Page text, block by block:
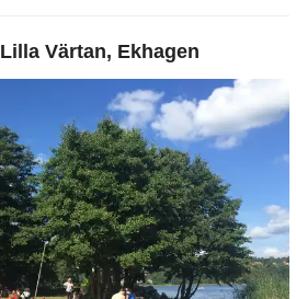
Lilla Värtan, Ekhagen